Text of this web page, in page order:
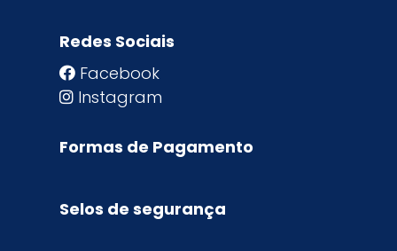
Redes Sociais
Facebook
Instagram
Formas de Pagamento
Selos de segurança